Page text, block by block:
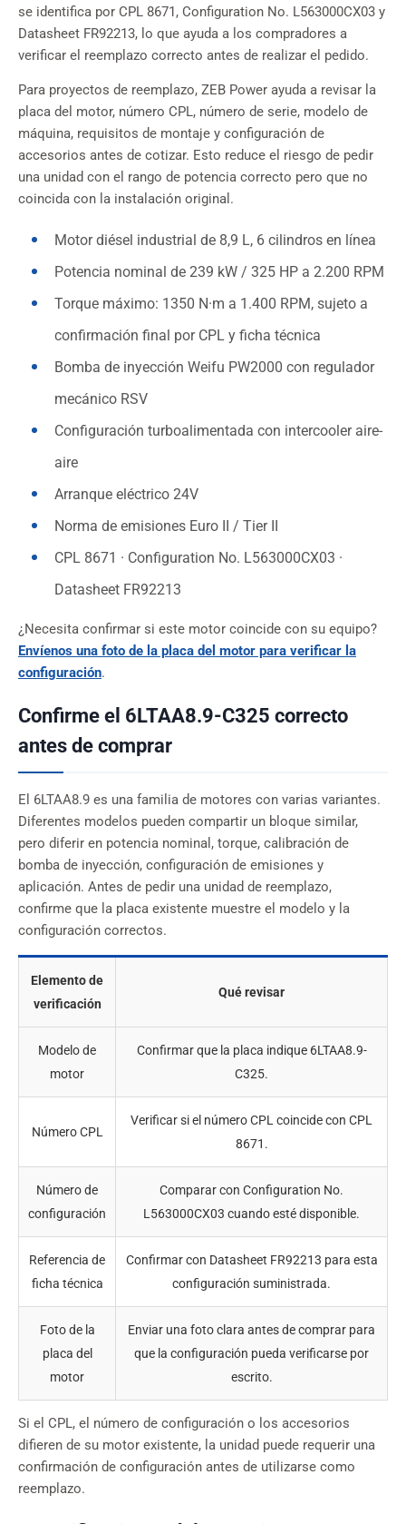
se identifica por CPL 8671, Configuration No. L563000CX03 y
Datasheet FR92213, lo que ayuda a los compradores a
verificar el reemplazo correcto antes de realizar el pedido.
Para proyectos de reemplazo, ZEB Power ayuda a revisar la
placa del motor, número CPL, número de serie, modelo de
máquina, requisitos de montaje y configuración de
accesorios antes de cotizar. Esto reduce el riesgo de pedir
una unidad con el rango de potencia correcto pero que no
coincida con la instalación original.
Motor diésel industrial de 8,9 L, 6 cilindros en línea
Potencia nominal de 239 kW / 325 HP a 2.200 RPM
Torque máximo: 1350 N·m a 1.400 RPM, sujeto a
confirmación final por CPL y ficha técnica
Bomba de inyección Weifu PW2000 con regulador
mecánico RSV
Configuración turboalimentada con intercooler aire-
aire
Arranque eléctrico 24V
Norma de emisiones Euro II / Tier II
CPL 8671 · Configuration No. L563000CX03 ·
Datasheet FR92213
¿Necesita confirmar si este motor coincide con su equipo?
Envíenos una foto de la placa del motor para verificar la
configuración.
Confirme el 6LTAA8.9-C325 correcto
antes de comprar
El 6LTAA8.9 es una familia de motores con varias variantes.
Diferentes modelos pueden compartir un bloque similar,
pero diferir en potencia nominal, torque, calibración de
bomba de inyección, configuración de emisiones y
aplicación. Antes de pedir una unidad de reemplazo,
confirme que la placa existente muestre el modelo y la
configuración correctos.
Elemento de
verificación
Qué revisar
Modelo de
motor
Confirmar que la placa indique 6LTAA8.9-
C325.
Número CPL
Verificar si el número CPL coincide con CPL
8671.
Número de
configuración
Comparar con Configuration No.
L563000CX03 cuando esté disponible.
Referencia de
ficha técnica
Confirmar con Datasheet FR92213 para esta
configuración suministrada.
Foto de la
placa del
motor
Enviar una foto clara antes de comprar para
que la configuración pueda verificarse por
escrito.
Si el CPL, el número de configuración o los accesorios
difieren de su motor existente, la unidad puede requerir una
confirmación de configuración antes de utilizarse como
reemplazo.